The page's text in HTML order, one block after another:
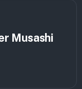
Musashi